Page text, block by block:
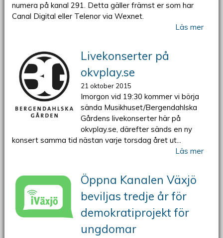
numera på kanal 291. Detta gäller främst er som har
Canal Digital eller Telenor via Wexnet.
Läs mer
Livekonserter på
okvplay.se
21 oktober 2015
Imorgon vid 19:30 kommer vi börja
sända Musikhuset/Bergendahlska
Gårdens livekonserter här på
okvplay.se, därefter sänds en ny
konsert samma tid nästan varje torsdag året ut...
Läs mer
Öppna Kanalen Växjö
beviljas tredje år för
demokratiprojekt för
ungdomar